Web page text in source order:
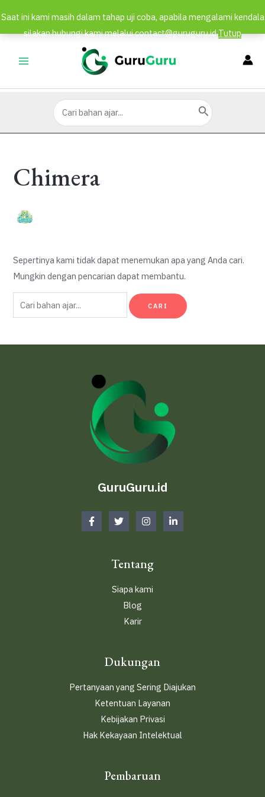
MENU
Search
for:
Chimera
Sepertinya kami tidak dapat menemukan apa yang Anda cari.
Mungkin dengan pencarian dapat membantu.
Cari
untuk:
GuruGuru.id
Tentang
Siapa kami
Blog
Karir
Dukungan
Pertanyaan yang Sering Diajukan
Ketentuan Layanan
Kebijakan Privasi
Hak Kekayaan Intelektual
Pembaruan
Saat ini kami masih dalam tahap uji coba, apabila mengalami kendala
silakan hubungi kami melalui contact@guruguru.idTutup